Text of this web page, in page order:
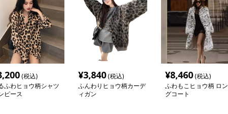
(税込)
ふわヒョウ柄シャツ
ピース
¥3,840(税込)
ふんわりヒョウ柄カーデ
ィガン
¥8,460(税込)
ふわもこヒョウ柄 ロン
グコート